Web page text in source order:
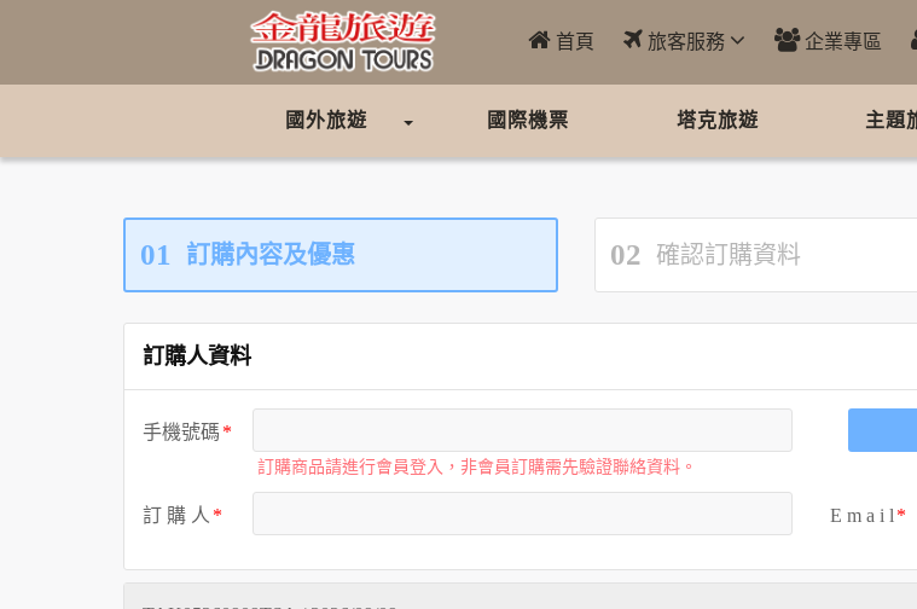
首頁 旅客服務 企業專區
國外旅遊 國際機票 塔克旅遊 主題
01 訂購內容及優惠 02 確認訂購資料
訂購人資料
手機號碼
訂購商品請進行會員登入，非會員訂購需先驗證聯絡資料。
訂 購 人 E m a i l